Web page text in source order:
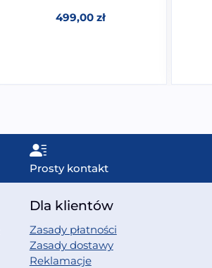
499,00 zł
Prosty kontakt
Dla klientów
Zasady płatności
Zasady dostawy
Reklamacje